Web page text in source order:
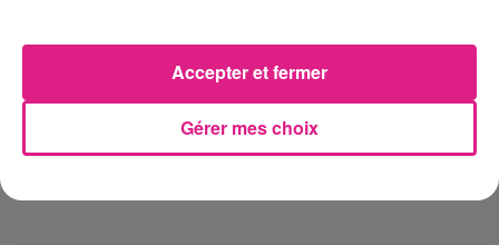
Eclipse Solaire du 12 août : où voir ce phénomène en Lorraine ?
Chalets de Noël solidaires : la ville de Metz lance un appel à...
Gérer mes choix
Accepter et fermer